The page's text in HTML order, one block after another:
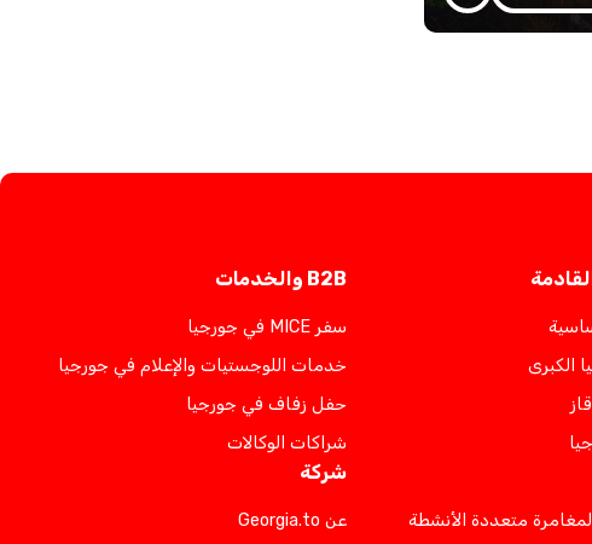
الكبرى
متعددة الأنشطة
B2B والخدمات
سفر MICE في جورجيا
خدمات اللوجستيات والإعلام في جورجيا
حفل زفاف في جورجيا
شراكات الوكالات
شركة
عن Georgia.to